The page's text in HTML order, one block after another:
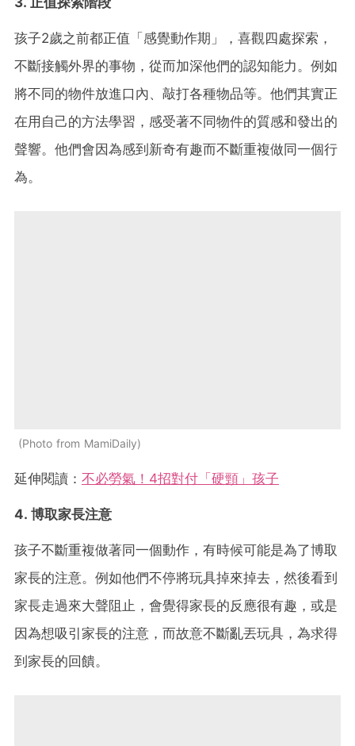
孩子2歲之前都正值「感覺動作期」，喜觀四處探索，
不斷接觸外界的事物，從而加深他們的認知能力。例如
將不同的物件放進口內、敲打各種物品等。他們其實正
在用自己的方法學習，感受著不同物件的質感和發出的
聲響。他們會因為感到新奇有趣而不斷重複做同一個行
為。
Photo from MamiDaily
延伸閱讀： 不必勞氣！4招對付「硬頸」孩子
4. 博取家長注意
孩子不斷重複做著同一個動作，有時候可能是為了博取
家長的注意。例如他們不停將玩具掉來掉去，然後看到
家長走過來大聲阻止，會覺得家長的反應很有趣，或是
因為想吸引家長的注意，而故意不斷亂丟玩具，為求得
到家長的回饋。